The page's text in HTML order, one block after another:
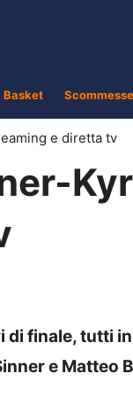
Basket Scommesse
e diretta tv
di finale, tutti
e Matteo